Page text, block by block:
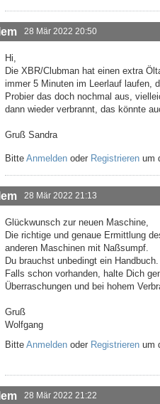
28 Mär 2022 20:50
Hi,
Die XBR/Clubman hat einen extra
immer 5 Minuten im Leerlauf laufen,
Probier das doch nochmal aus,
dann wieder verbrannt, das könnte
Gruß Sandra
Bitte Anmelden oder Registrieren um
28 Mär 2022 21:13
Glückwunsch zur neuen Maschine,
Die richtige und genaue Ermittlung
anderen Maschinen mit Naßsumpf.
Du brauchst unbedingt ein
Falls schon vorhanden, halte Dich
Überraschungen und bei hohem
Gruß
Wolfgang
Bitte Anmelden oder Registrieren um
28 Mär 2022 21:22